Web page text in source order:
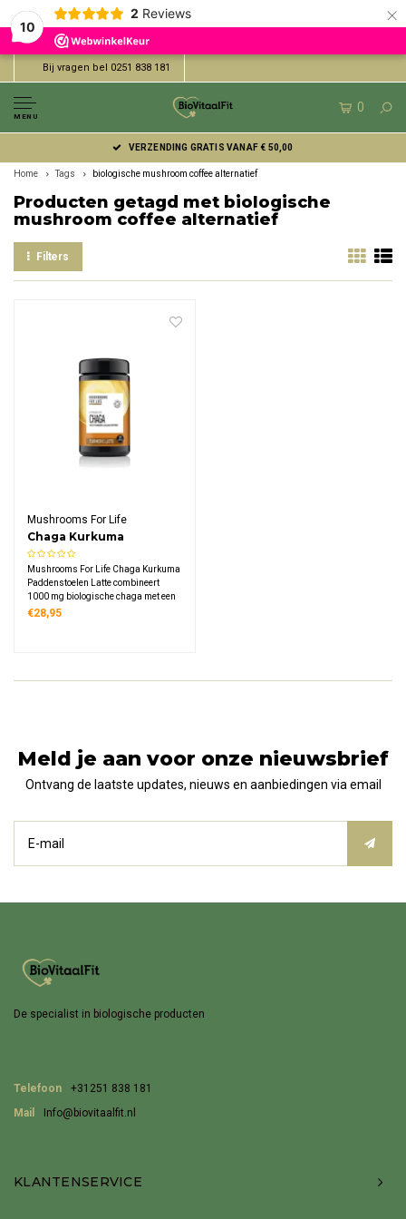
10
2 Reviews ×
Bij vragen bel 0251 838 181
MENU
0
VERZENDING GRATIS VANAF € 50,00
Home Tags biologische mushroom coffee alternatief
Producten getagd met biologische
mushroom coffee alternatief
Filters
Mushrooms For Life
Chaga Kurkuma
Paddenstoelen Latte
1000mg Bio
Mushrooms For Life Chaga Kurkuma
Paddenstoelen Latte combineert
1000 mg biologische chaga met een
Ayurvedische kruidentmix. Deze
€28,95
Meld je aan voor onze nieuwsbrief
Ontvang de laatste updates, nieuws en aanbiedingen via email
De specialist in biologische producten
Telefoon
+31251 838 181
Mail
Info@biovitaalfit.nl
KLANTENSERVICE